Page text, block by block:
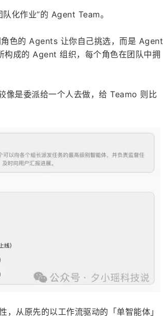
化作业”的 Agent Team。
色的 Agents 让你自己挑选，而是 Agent
构成的 Agent 组织，每个角色在团队中拥
像是委派给一个人去做，给 Teamo 则比
从原先的以工作流驱动的「单智能体」